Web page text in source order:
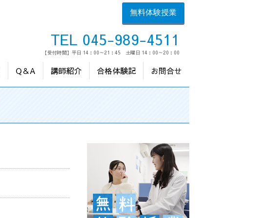
無料体験授業
TEL 045-989-4511
【受付時間】平日 14：00～21：45 土曜日 14：00～20：00
Q＆A 講師紹介 合格体験記 お問合せ